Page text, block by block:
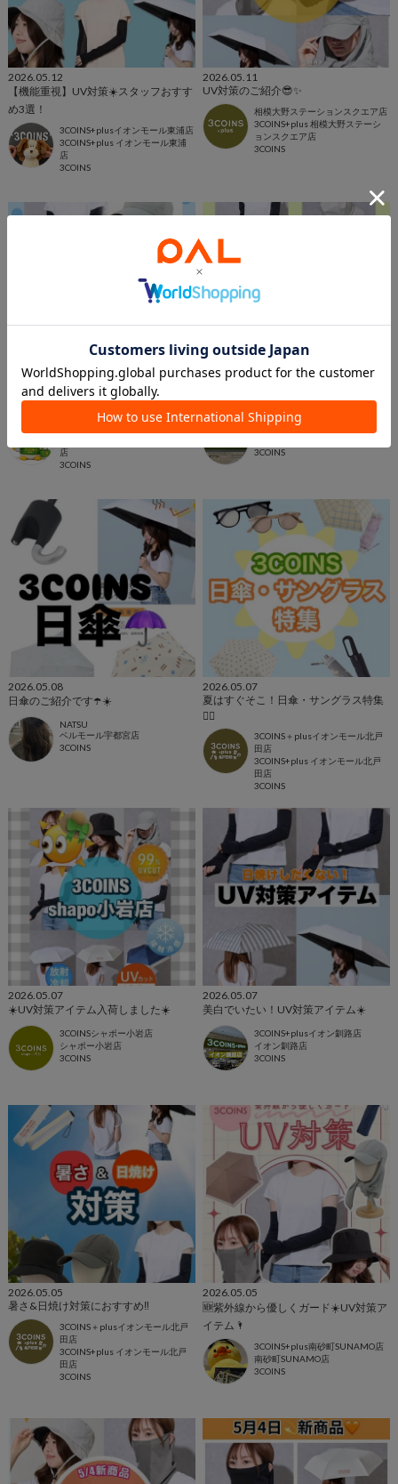
2026.05.12
【機能重視】UV対策☀️スタッフおすす
め3選！
3COINS+plusイオンモール東浦店
3COINS+plus イオンモール東浦
店
3COINS
2026.05.11
UV対策のご紹介😎✨
相模大野ステーションスクエア店
3COINS+plus 相模大野ステーシ
ョンスクエア店
3COINS
2026.05.09
暑さに負けるな☀️❌UV対策アイテム
店
3COINS
3COINS 5/4 新商品 UV対策アイテム☀️
イオンモール京都桂川店
3COINS
2026.05.08
日傘のご紹介です☂️☀️
NATSU
ベルモール宇都宮店
3COINS
2026.05.07
夏はすぐそこ！日傘・サングラス特集
❤️‍🔥
3COINS＋plusイオンモール北戸
田店
3COINS+plus イオンモール北戸
田店
3COINS
2026.05.07
☀️UV対策アイテム入荷しました☀️
3COINSシャポー小岩店
シャポー小岩店
3COINS
2026.05.07
美白でいたい！UV対策アイテム☀️
3COINS+plusイオン釧路店
イオン釧路店
3COINS
2026.05.05
暑さ&日焼け対策におすすめ‼️
3COINS＋plusイオンモール北戸
田店
3COINS+plus イオンモール北戸
田店
3COINS
2026.05.05
🆕紫外線から優しくガード☀️UV対策ア
イテム🌂
3COINS+plus南砂町SUNAMO店
南砂町SUNAMO店
3COINS